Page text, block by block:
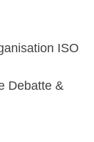
ISO
Debatte &